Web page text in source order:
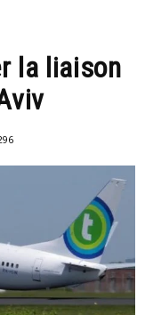
la liaison